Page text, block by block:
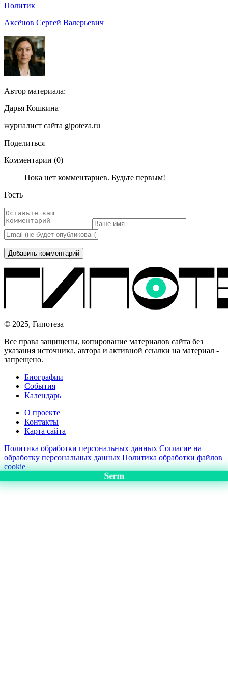
Политик
Аксёнов Сергей Валерьевич
Автор материала:
Дарья Кошкина
журналист сайта gipoteza.ru
Поделиться
Комментарии (0)
Пока нет комментариев. Будьте первым!
Гость
© 2025, Гипотеза
Все права защищены, копирование материалов сайта без
указания источника, автора и активной ссылки на материал -
запрещено.
Биографии
События
Календарь
О проекте
Контакты
Карта сайта
Политика обработки персональных данных Согласие на
обработку персональных данных Политика обработки файлов
cookie
Serm